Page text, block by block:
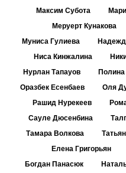
Максим Субота
Меруерт Кунакова
Муниса Гулиева
Ниса Кинжалина
Нурлан Тапауов
Оразбек Есенбаев
Оля
Рашид Нурекеев
Сауле Дюсенбина
Тамара Волкова
Елена Григорьян
Богдан Панасюк